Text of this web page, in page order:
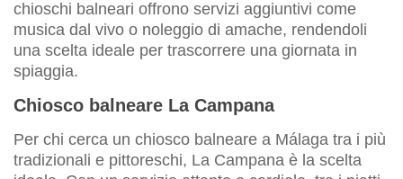
chioschi balneari offrono servizi aggiuntivi come
musica dal vivo o noleggio di amache, rendendoli
una scelta ideale per trascorrere una giornata in
spiaggia.
Chiosco balneare La Campana
Per chi cerca un chiosco balneare a Málaga tra i più
tradizionali e pittoreschi, La Campana è la scelta